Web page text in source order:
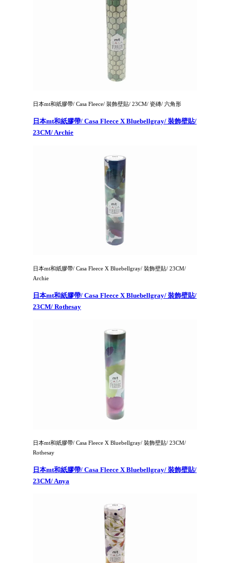
日本mt和紙膠帶/ Casa Fleece/ 裝飾壁貼/ 23CM/ 瓷磚/ 六角形
日本mt和紙膠帶/ Casa Fleece X Bluebellgray/ 裝飾壁貼/
23CM/ Archie
日本mt和紙膠帶/ Casa Fleece X Bluebellgray/ 裝飾壁貼/ 23CM/
Archie
日本mt和紙膠帶/ Casa Fleece X Bluebellgray/ 裝飾壁貼/
23CM/ Rothesay
日本mt和紙膠帶/ Casa Fleece X Bluebellgray/ 裝飾壁貼/ 23CM/
Rothesay
日本mt和紙膠帶/ Casa Fleece X Bluebellgray/ 裝飾壁貼/
23CM/ Anya